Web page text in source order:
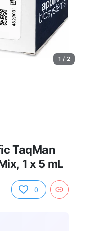
1 / 2
TaqMan
1 x 5 mL
0